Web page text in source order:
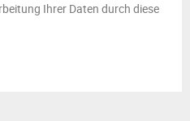
Ihrer Daten durch diese